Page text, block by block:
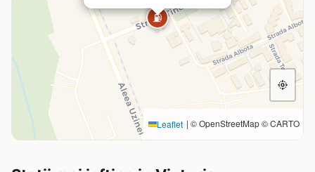
⛽
Leaflet | © OpenStreetMap © CARTO